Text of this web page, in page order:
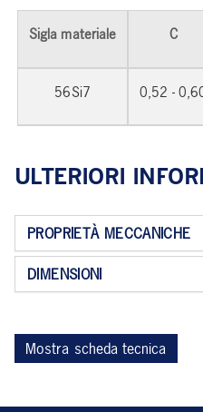
Sigla materiale
56Si7
C
0,52 -
ULTERIORI
PROPRIETÀ MECCANICHE
DIMENSIONI
Mostra scheda tecnica